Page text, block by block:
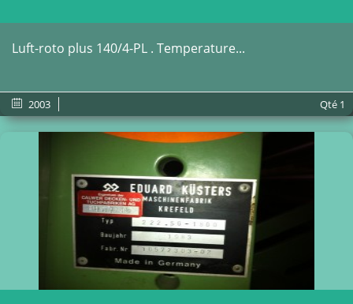
Luft-roto plus 140/4-PL . Temperature...
2003 Qté 1